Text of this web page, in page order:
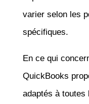
varier selon les
spécifiques.
En ce qui
QuickBooks
adaptés à toutes